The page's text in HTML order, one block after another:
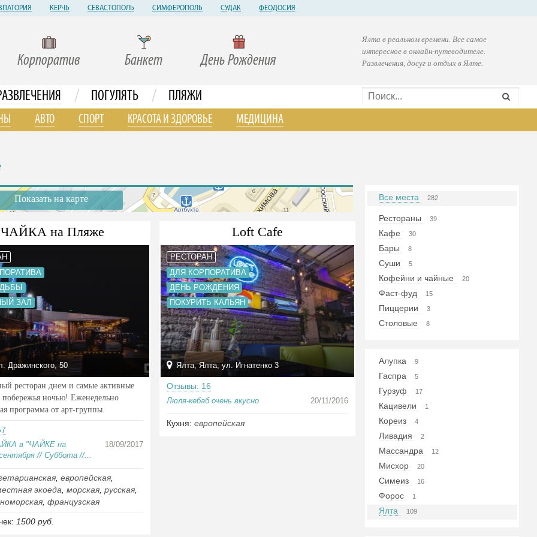
КЕРЧЬ СЕВАСТОПОЛЬ СИМФЕРОПОЛЬ СУДАК ФЕОДОСИЯ
Корпоратив Банкет День Рождения
Ялта в реальном времени. Все самое
интересное в онлайн-путеводителе.
Развлечения, досуг и отдых в Ялте.
/ ПОГУЛЯТЬ / ПЛЯЖИ
АВТО СПОРТ КРАСОТА И ЗДОРОВЬЕ МЕДИЦИНА
Показать на карте
ЧАЙКА на Пляже
ЗАЛ
Дражинского, 50
ресторан днем и самые активные
побережья ночью! Еженедельно
программа от арт-группы.
в "ЧАЙКЕ на
// Суббота //...
18/09/2017
,европейская
экоеда ,морская ,русская
,французская
1500 руб.
Loft Cafe
РЕСТОРАН
ДЛЯ КОРПОРАТИВА
ДЕНЬ РОЖДЕНИЯ
ПОКУРИТЬ КАЛЬЯН
Ялта, Ялта, ул. Игнатенко 3
Отзывы: 16
Люля-кебаб очень вкусно 20/11/2016
Кухня:европейская
Все места 282
Рестораны 39
Кафе 30
Бары 8
Суши 5
Кофейни и чайные 20
Фаст-фуд 15
Пиццерии 3
Столовые 8
Алупка 9
Гаспра 5
Гурзуф 17
Кацивели 1
Кореиз 4
Ливадия 2
Массандра 12
Мисхор 20
Симеиз 16
Форос 1
Ялта 109